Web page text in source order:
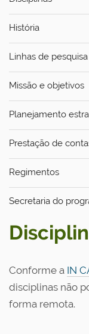
História
Linhas de pesquisa
Missão e objetivos
Planejamento
Prestação de
Regimentos
Secretaria do
Conforme a IN
disciplinas não
forma remota.